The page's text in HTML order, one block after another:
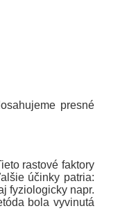
presné
rastové faktory
účinky patria:
fyziologicky napr.
bola vyvinutá